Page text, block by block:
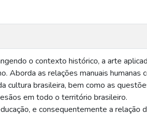
o contexto histórico, a arte
Aborda as relações manuais humanas
cultura brasileira, bem como as
em todo o território brasileiro.
e consequentemente a relação